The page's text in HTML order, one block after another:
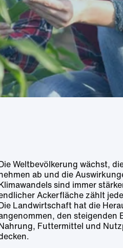
Weltbevölkerung wächst,
ab und die
sind immer
Ackerfläche zählt
Landwirtschaft hat die
den steigenden
Futtermittel und